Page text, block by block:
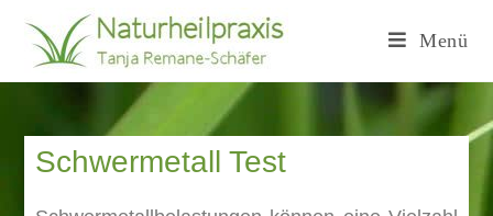
Menü
Schwermetall Test